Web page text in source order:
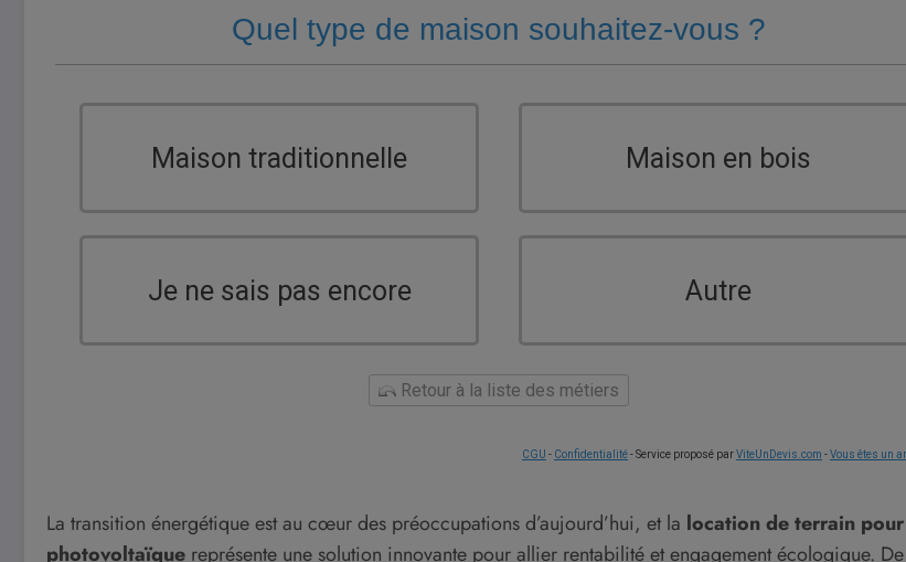
Quel type de maison souhaitez-vous ?
Maison traditionnelle Maison en bois
Je ne sais pas encore Autre
Retour à la liste des métiers
CGU - Confidentialité- Service proposé parViteUnDevis.com -Vous êtes un
La transition énergétique est au cœur des préoccupations d’aujourd’hui, et la location de terrain pour
photovoltaïque représente une solution innovante pour allier rentabilité et engagement écologique. De